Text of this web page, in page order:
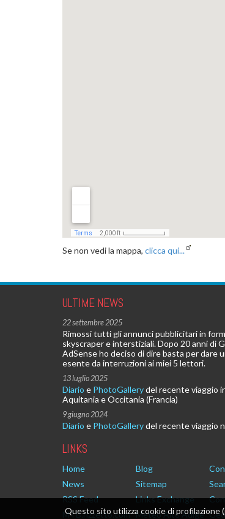
Se non vedi la mappa, clicca qui...
ULTIME NEWS
22 settembre 2025
Rimossi tutti gli annunci pubblicitari in
skyscraper e interstiziali. Dopo 20 anni di
AdSense ho deciso di dire basta per dare
esente da interruzioni ai miei 5 lettori.
13 luglio 2025
Diario e PhotoGallerydel recente viaggio
Aquitania e Occitania (Francia)
9 giugno 2024
Diario e PhotoGallerydel recente viaggio
LINKS
Home Blog
News
Sitemap
RSS Feed
Links Exchange
MTB.rizzetto.com Meteo Alto Adige
Questo sito utilizza cookie di profilazione